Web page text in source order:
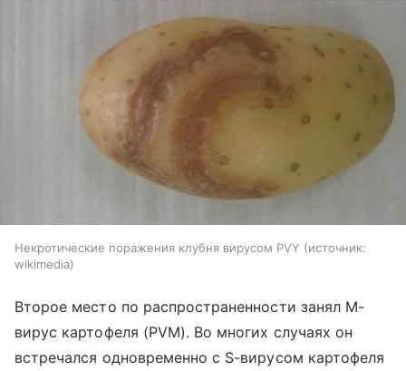
Некротические поражения клубня вирусом PVY
источник:
wikimedia
Второе место по распространенности занял M-
вирус картофеля (PVM). Во многих случаях он
встречался одновременно с S-вирусом картофеля